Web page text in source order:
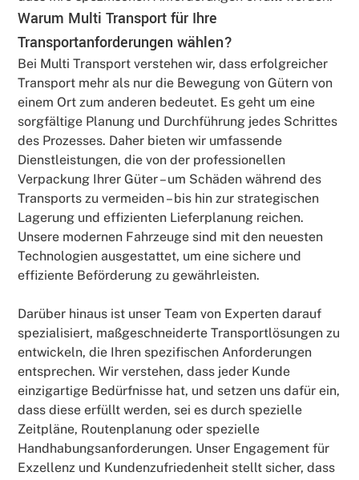
Warum Multi Transport für Ihre
Transportanforderungen wählen?
Bei Multi Transport verstehen wir, dass erfolgreicher
Transport mehr als nur die Bewegung von Gütern von
einem Ort zum anderen bedeutet. Es geht um eine
sorgfältige Planung und Durchführung jedes Schrittes
des Prozesses. Daher bieten wir umfassende
Dienstleistungen, die von der professionellen
Verpackung Ihrer Güter – um Schäden während des
Transports zu vermeiden – bis hin zur strategischen
Lagerung und effizienten Lieferplanung reichen.
Unsere modernen Fahrzeuge sind mit den neuesten
Technologien ausgestattet, um eine sichere und
effiziente Beförderung zu gewährleisten.
Darüber hinaus ist unser Team von Experten darauf
spezialisiert, maßgeschneiderte Transportlösungen zu
entwickeln, die Ihren spezifischen Anforderungen
entsprechen. Wir verstehen, dass jeder Kunde
einzigartige Bedürfnisse hat, und setzen uns dafür ein,
dass diese erfüllt werden, sei es durch spezielle
Zeitpläne, Routenplanung oder spezielle
Handhabungsanforderungen. Unser Engagement für
Exzellenz und Kundenzufriedenheit stellt sicher, dass